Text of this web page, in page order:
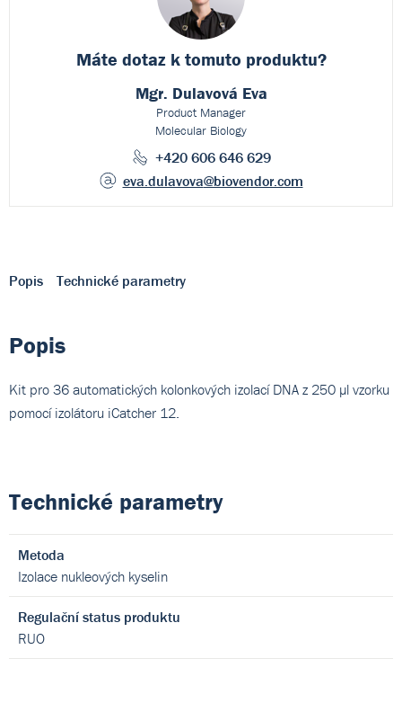
Máte dotaz k tomuto produktu?
Mgr. Dulavová Eva
Product Manager
Molecular Biology
+420 606 646 629
eva.dulavova@biovendor.com
Popis Technické parametry
Popis
Kit pro 36 automatických kolonkových izolací DNA z 250 µl vzorku
pomocí izolátoru iCatcher 12.
Technické parametry
Metoda
Izolace nukleových kyselin
Regulační status produktu
RUO